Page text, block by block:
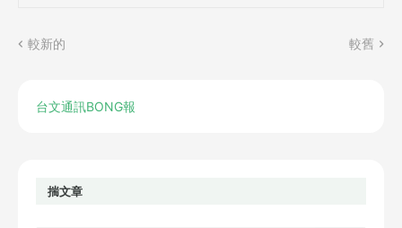
較新的 較舊
台文通訊BONG報
揣文章